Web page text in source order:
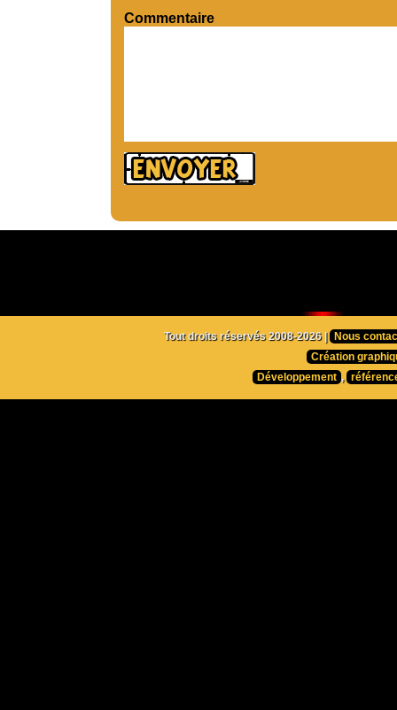
Commentaire
Tout droits réservés 2008-2026 |
Nous
Création
Développement ,